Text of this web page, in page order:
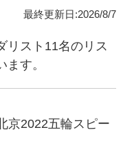
最終更新日:2026/8/7
リスト11名のリス
す。
京2022五輪スピー